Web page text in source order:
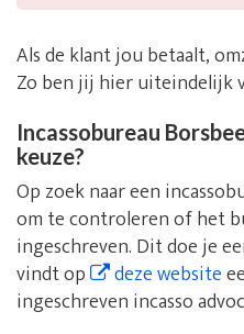
Als de klant jou betaalt,
Zo ben jij hier uiteindelijk
Incassobureau
keuze?
Op zoek naar een
om te controleren of het
ingeschreven. Dit doe je
vindt op
deze website
ingeschreven incasso